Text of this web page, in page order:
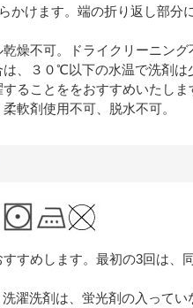
かけます。端の折り返し部分
燥不可。ドライクリーニング
、３０℃以下の水温で洗剤は
ることををおすすめいたしま
軟剤使用不可、脱水不可。
すめします。最初の3回は、
濯洗剤は、蛍光剤の入ってい